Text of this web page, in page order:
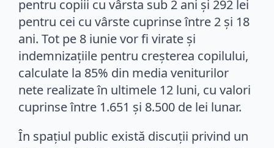
pentru copiii cu vârsta sub 2 ani și 292 lei
pentru cei cu vârste cuprinse între 2 și 18
ani. Tot pe 8 iunie vor fi virate și
indemnizațiile pentru creșterea copilului,
calculate la 85% din media veniturilor
nete realizate în ultimele 12 luni, cu valori
cuprinse între 1.651 și 8.500 de lei lunar.
În spațiul public există discuții privind un